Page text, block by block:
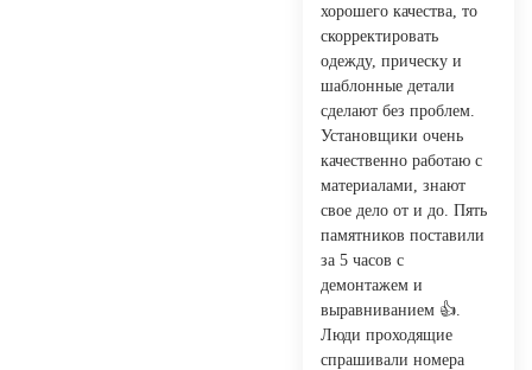
хорошего качества, то
скорректировать
одежду, прическу и
шаблонные детали
сделают без проблем.
Установщики очень
качественно работаю с
материалами, знают
свое дело от и до. Пять
памятников поставили
за 5 часов с
демонтажем и
выравниванием 👍.
Люди проходящие
спрашивали номера